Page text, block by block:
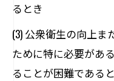
るとき
(3) 公衆衛生の向上ま
ために特に必要があ
ることが困難である